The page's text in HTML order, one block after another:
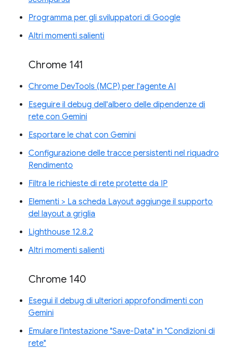
Programma per gli sviluppatori di Google
Altri momenti salienti
Chrome 141
Chrome DevTools (MCP) per l'agente AI
Eseguire il debug dell'albero delle dipendenze di
rete con Gemini
Esportare le chat con Gemini
Configurazione delle tracce persistenti nel riquadro
Rendimento
Filtra le richieste di rete protette da IP
Elementi > La scheda Layout aggiunge il supporto
del layout a griglia
Lighthouse 12.8.2
Altri momenti salienti
Chrome 140
Esegui il debug di ulteriori approfondimenti con
Gemini
Emulare l'intestazione "Save-Data" in "Condizioni di
rete"